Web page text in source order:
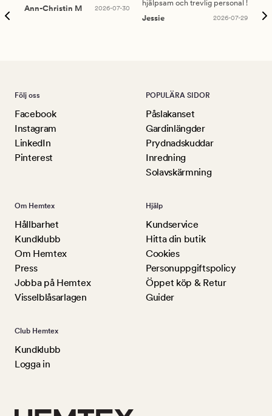
Ann-Christin M
2026-07-30
hjälpsam och trevlig personal !
Jessie
2026-07-29
Följ oss
Facebook
Instagram
LinkedIn
Pinterest
POPULÄRA SIDOR
Påslakanset
Gardinlängder
Prydnadskuddar
Inredning
Solavskärmning
Om Hemtex
Hållbarhet
Kundklubb
Om Hemtex
Press
Jobba på Hemtex
Visselblåsarlagen
Hjälp
Kundservice
Hitta din butik
Cookies
Personuppgiftspolicy
Öppet köp & Retur
Guider
Club Hemtex
Kundklubb
Logga in